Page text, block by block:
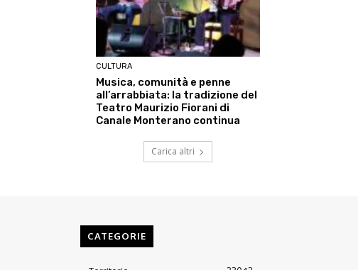
CULTURA
Musica, comunità e penne
all’arrabbiata: la tradizione del
Teatro Maurizio Fiorani di
Canale Monterano continua
Carica altri
CATEGORIE